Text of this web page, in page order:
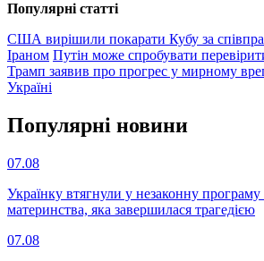
Популярнi статтi
США вирішили покарати Кубу за
Іраном Путін може спробувати
Трамп заявив про прогрес у мирному
Україні
Популярнi новини
07.08
Українку втягнули у незаконну програму
материнства, яка завершилася трагедією
07.08